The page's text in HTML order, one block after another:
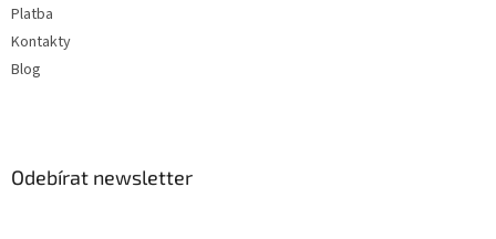
Platba
Kontakty
Blog
Odebírat newsletter